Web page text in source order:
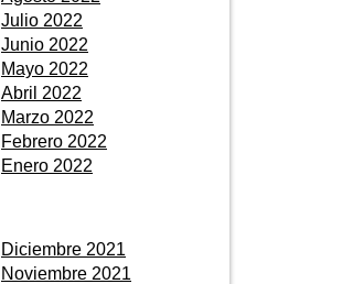
Julio 2022
Junio 2022
Mayo 2022
Abril 2022
Marzo 2022
Febrero 2022
Enero 2022
Diciembre 2021
Noviembre 2021